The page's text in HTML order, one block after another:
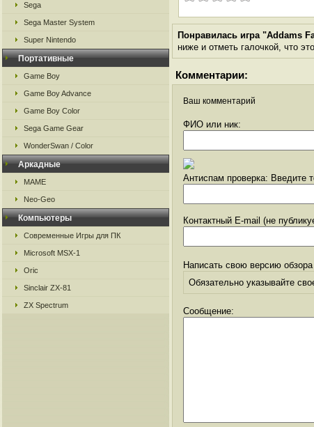
Sega
Sega Master System
Super Nintendo
Портативные
Game Boy
Game Boy Advance
Game Boy Color
Sega Game Gear
WonderSwan / Color
Аркадные
MAME
Neo-Geo
Компьютеры
Современные Игры для ПК
Microsoft MSX-1
Oric
Sinclair ZX-81
ZX Spectrum
Понравилась игра "Addams
ниже и отметь галочкой, что
Комментарии:
Ваш комментарий
ФИО или ник:
Антиспам проверка: Введите
Контактный E-mail (не
Написать свою версию обзора
Обязательно указывайте
Сообщение: